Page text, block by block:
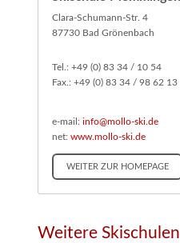
Clara-Schumann-Str. 4
87730 Bad Grönenbach
Tel.: +49 (0) 83 34 / 10 54
Fax.: +49 (0) 83 34 / 98 62 13
e-mail:info@mollo-ski.de
net:www.mollo-ski.de
WEITER ZUR HOMEPAGE
Weitere Skischulen